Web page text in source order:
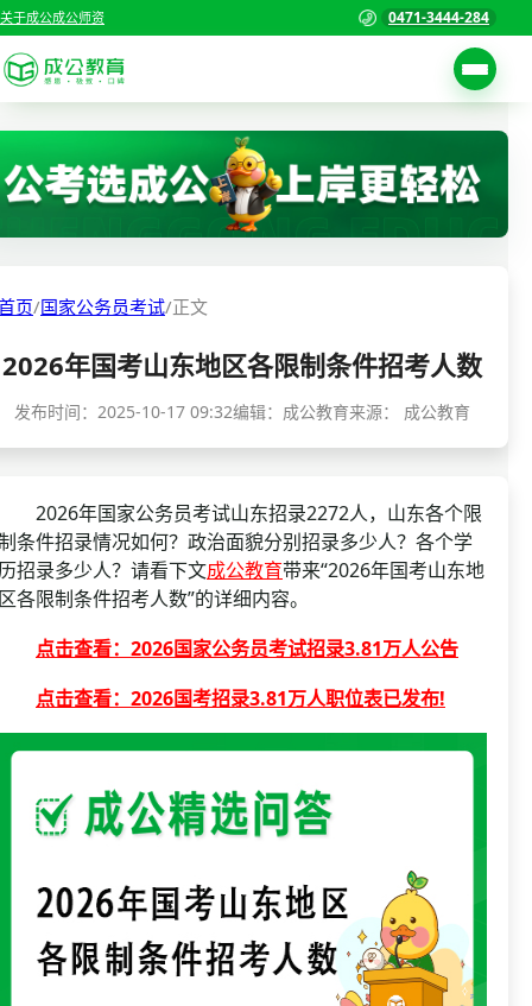
关于成公成公师资 0471-3444-284
考试公告
职位表
准考证打印
考试政策
成绩查询
资格复审
面试补录
历年真题
公务员课程
首页
国家公务员考试
警察/辅警考试
教师资格/教师编制
国企/银行考试
页/国家公务员考试/正文
2026年国考山东地区各限制条件招考人数
发布时间： 2025-10-17 09:32编辑：成公教育来源： 成公教育
年国家公务员考试山东招录2272人，山东各个限
条件招录情况如何？政治面貌分别招录多少人？各个学
招录多少人？请看下文成公教育带来“2026年国考山东地
各限制条件招考人数”的详细内容。
点击查看：2026国家公务员考试招录3.81万人公告
点击查看：2026国考招录3.81万人职位表已发布!